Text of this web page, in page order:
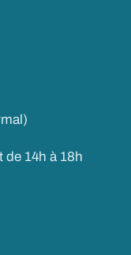
de 14h à 18h